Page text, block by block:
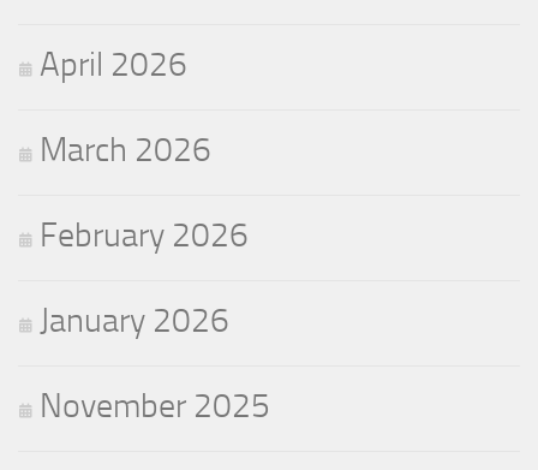
April 2026
March 2026
February 2026
January 2026
November 2025